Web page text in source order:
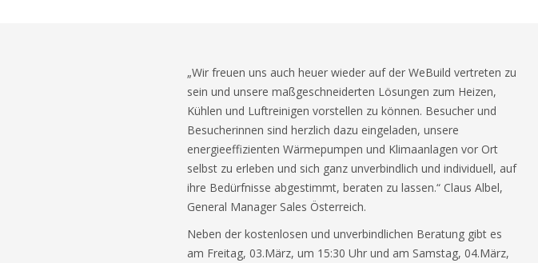
„Wir freuen uns auch heuer wieder auf der WeBuild vertreten zu
sein und unsere maßgeschneiderten Lösungen zum Heizen,
Kühlen und Luftreinigen vorstellen zu können. Besucher und
Besucherinnen sind herzlich dazu eingeladen, unsere
energieeffizienten Wärmepumpen und Klimaanlagen vor Ort
selbst zu erleben und sich ganz unverbindlich und individuell, auf
ihre Bedürfnisse abgestimmt, beraten zu lassen.“ Claus Albel,
General Manager Sales Österreich.
Neben der kostenlosen und unverbindlichen Beratung gibt es
am Freitag, 03.März, um 15:30 Uhr und am Samstag, 04.März,